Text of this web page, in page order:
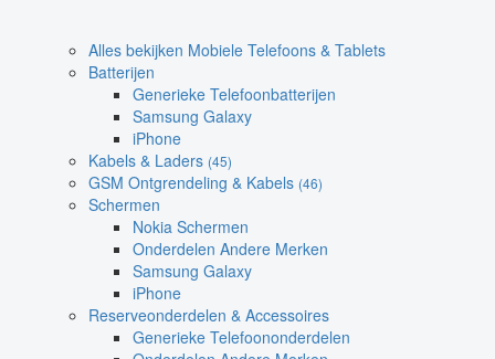
Alles bekijken Mobiele Telefoons & Tablets
Batterijen
Generieke Telefoonbatterijen
Samsung Galaxy
iPhone
Kabels & Laders (45)
GSM Ontgrendeling & Kabels (46)
Schermen
Nokia Schermen
Onderdelen Andere Merken
Samsung Galaxy
iPhone
Reserveonderdelen & Accessoires
Generieke Telefoononderdelen